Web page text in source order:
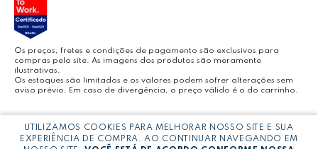
BLOG LEONORA
Os preços, fretes e condições de pagamento são exclusivos para
compras pelo site. As imagens dos produtos são meramente
ilustrativas.
Os estoques são limitados e os valores podem sofrer alterações sem
aviso prévio. Em caso de divergência, o preço válido é o do carrinho.
Copyright © LEONORA COMERCIO INTERNACIONAL LTDA - CNPJ:
03.064.692/0005-53
UTILIZAMOS COOKIES PARA MELHORAR NOSSO SITE E SUA
EXPERIÊNCIA DE COMPRA. AO CONTINUAR NAVEGANDO EM